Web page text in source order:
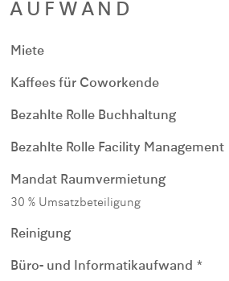
AUFWAND
Miete
Kaffees für Coworkende
Bezahlte Rolle Buchhaltung
Bezahlte Rolle Facility Management
Mandat Raumvermietung
30 % Umsatzbeteiligung
Reinigung
Büro- und Informatikaufwand *